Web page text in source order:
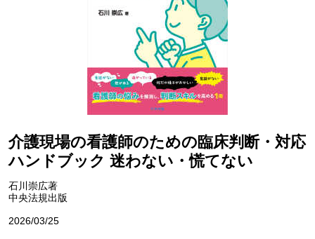
介護現場の看護師のための臨床判断・対応
ハンドブック 迷わない・慌てない
石川崇広著
中央法規出版
2026/03/25